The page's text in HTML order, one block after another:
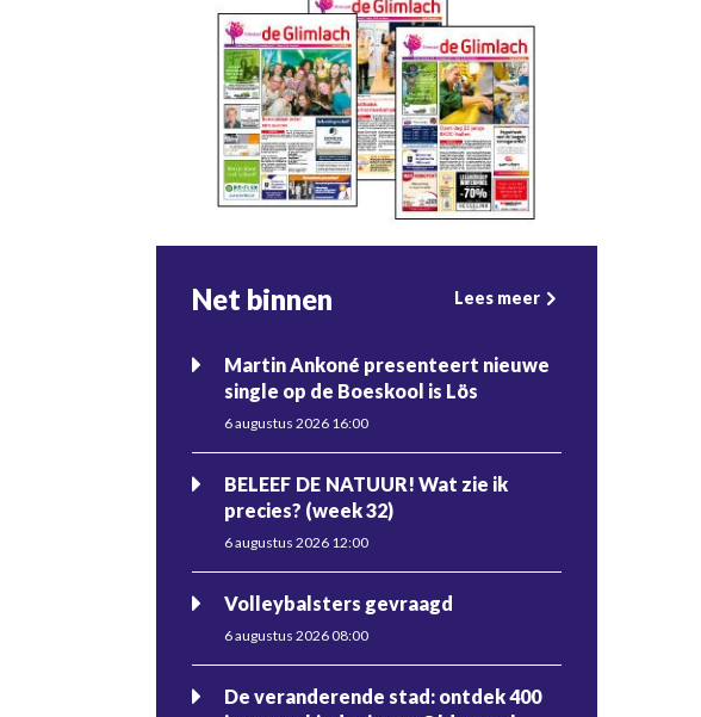
Net binnen Lees meer
Martin Ankoné presenteert nieuwe
single op de Boeskool is Lös
6 augustus 2026 16:00
BELEEF DE NATUUR! Wat zie ik
precies? (week 32)
6 augustus 2026 12:00
Volleybalsters gevraagd
6 augustus 2026 08:00
De veranderende stad: ontdek 400